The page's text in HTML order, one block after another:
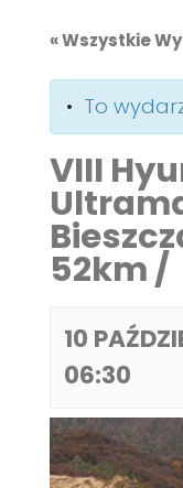
« Wszystkie
To
VIII
52km /
10
06:30